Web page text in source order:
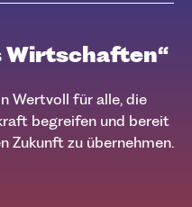
Wirtschaften“
Wertvoll für alle, die
begreifen und bereit
Zukunft zu übernehmen.